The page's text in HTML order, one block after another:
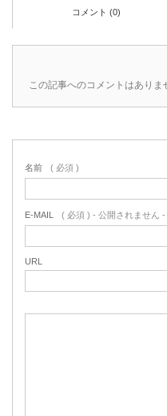
コメント (0)
この記事へのコメントはありま
名前 ( 必須 )
E-MAIL ( 必須 ) - 公開されません -
URL